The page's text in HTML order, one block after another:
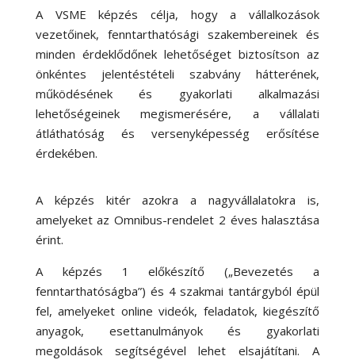
A VSME képzés célja, hogy a vállalkozások
vezetőinek, fenntarthatósági szakembereinek és
minden érdeklődőnek lehetőséget biztosítson az
önkéntes jelentéstételi szabvány hátterének,
működésének és gyakorlati alkalmazási
lehetőségeinek megismerésére, a vállalati
átláthatóság és versenyképesség erősítése
érdekében.
A képzés kitér azokra a nagyvállalatokra is,
amelyeket az Omnibus-rendelet 2 éves halasztása
érint.
A képzés 1 előkészítő („Bevezetés a
fenntarthatóságba”) és 4 szakmai tantárgyból épül
fel, amelyeket online videók, feladatok, kiegészítő
anyagok, esettanulmányok és gyakorlati
megoldások segítségével lehet elsajátítani. A